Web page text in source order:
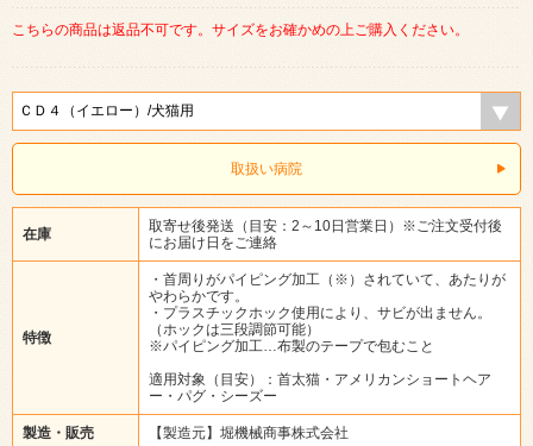
こちらの商品は返品不可です。サイズをお確かめの上ご購入ください。
取扱い病院
在庫
取寄せ後発送（目安：2～10日営業日）※ご注文受付後
にお届け日をご連絡
特徴
・首周りがパイピング加工（※）されていて、あたりが
やわらかです。
・プラスチックホック使用により、サビが出ません。
（ホックは三段調節可能）
※パイピング加工…布製のテープで包むこと
適用対象（目安）：首太猫・アメリカンショートヘア
ー・パグ・シーズー
製造・販売 【製造元】堀機械商事株式会社